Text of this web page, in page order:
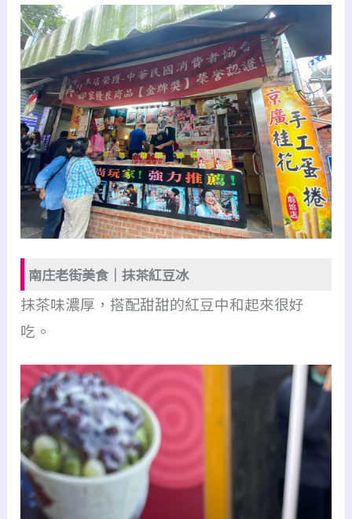
南庄老街美食｜抹茶紅豆冰
抹茶味濃厚，搭配甜甜的紅豆中和起來很好
吃。